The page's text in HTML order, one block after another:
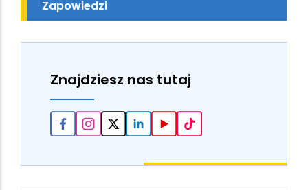
Zapowiedzi
Znajdziesz nas tutaj